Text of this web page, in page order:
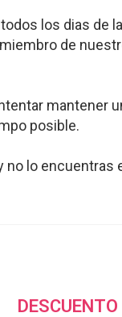
los dias de
de
mantener
posible.
lo encuentras